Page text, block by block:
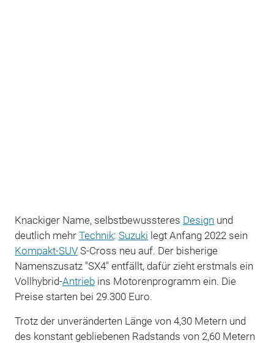
Knackiger Name, selbstbewussteres Design und
deutlich mehr Technik: Suzuki legt Anfang 2022 sein
Kompakt-SUVS-Cross neu auf. Der bisherige
Namenszusatz "SX4" entfällt, dafür zieht erstmals ein
Vollhybrid-Antriebins Motorenprogramm ein. Die
Preise starten bei 29.300 Euro.
Trotz der unveränderten Länge von 4,30 Metern und
des konstant gebliebenen Radstands von 2,60 Metern